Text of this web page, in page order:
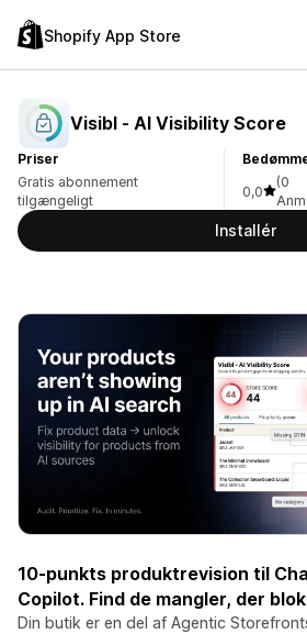
Shopify App Store
Visibl ‑ AI Visibility Score
Priser
Gratis abonnement
tilgængeligt
0,0
(0
Installér
10-punkts produktrevision til
Copilot. Find de mangler, der
Din butik er en del af Agentic